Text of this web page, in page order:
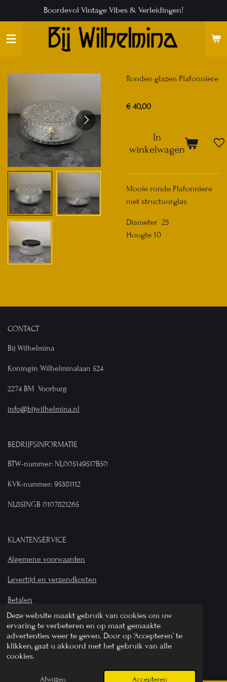
Deze website maakt gebruik van cookies om uw
ervaring te verbeteren en op maat gemaakte
advertenties weer te geven. Door op ‘Accepteren’ te
klikken, gaat u akkoord met het gebruik van alle
cookies.
Afwijzen Accepteren
direct
naar
Boordevol Vintage Vibes & Verleidingen!
Ronden glazen Plafonniere
€ 40,00
In
winkelwagen
Mooie ronde Plafonniere
met structuurglas
Diameter 25
Hoogte 10
CONTACT
Bij Wilhelmina
Koningin Wilhelminalaan 524
2274 BM Voorburg
info@bijwilhelmina.nl
BEDRIJFSINFORMATIE
BTW-nummer: NL005149517B50
KVK-nummer: 95381112
NL85INGB 0107821265
KLANTENSERVICE
Algemene voorwaarden
Levertijd en verzendkosten
Betalen
Privacyverklaring
© 2024 Bij Wilhelmina - Alle rechten voorbehouden
Powered by